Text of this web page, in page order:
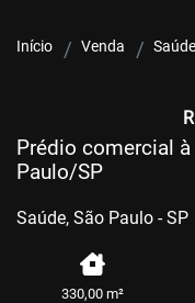
Início Venda
Prédio comercial à
Paulo/SP
Saúde, São Paulo - SP
330,00 m²